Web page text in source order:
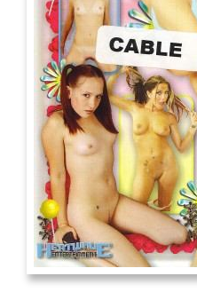
And Confused #8 - ...